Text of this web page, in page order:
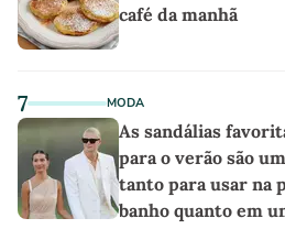
café da manhã
7 MODA
As sandálias
para o verão são
tanto para usar na
banho quanto em